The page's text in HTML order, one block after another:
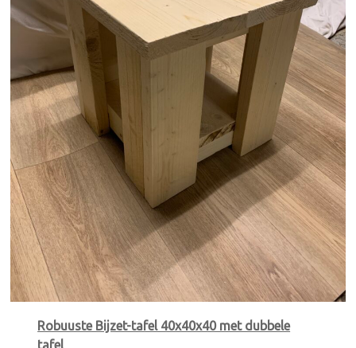
Robuuste Bijzet-tafel 40x40x40 met dubbele